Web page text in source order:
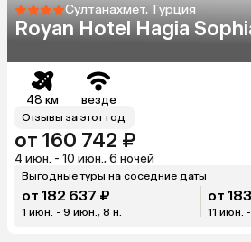
Султанахмет, Турция
Royan Hotel Hagia
48 км везде
Отзывы за этот год
от 160 742 ₽
4 июн. - 10 июн., 6 ночей
Выгодные туры на соседние даты
от 182 637 ₽
1 июн. - 9 июн., 8 н.
от
11 июн.